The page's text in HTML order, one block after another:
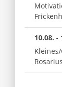
10.08. -